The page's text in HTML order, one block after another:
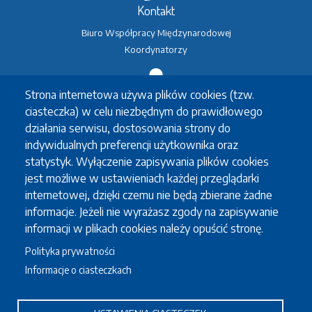
Strona internetowa używa plików cookies (tzw.
ciasteczka) w celu niezbędnym do prawidłowego
działania serwisu, dostosowania strony do
indywidualnych preferencji użytkownika oraz
statystyk. Wyłączenie zapisywania plików cookies
jest możliwe w ustawieniach każdej przeglądarki
internetowej, dzięki czemu nie będą zbierane żadne
informacje. Jeżeli nie wyrażasz zgody na zapisywanie
informacji w plikach cookies należy opuścić stronę.
Polityka prywatności
Informacje o ciasteczkach
Kontakt
Biuro Współpracy Międzynarodowej
Koordynatorzy
Wymiana studencka
Erasmus+
Erasmus+ praktyki
Inne wymiany
Koordynatorzy
Studia po angielsku
Oferta studiów w języku angielskim